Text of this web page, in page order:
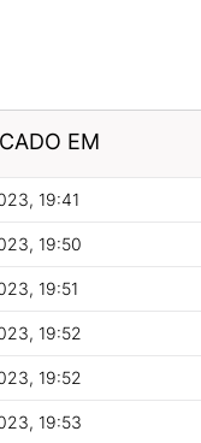
EM
19:41
19:50
19:51
19:52
19:52
19:53